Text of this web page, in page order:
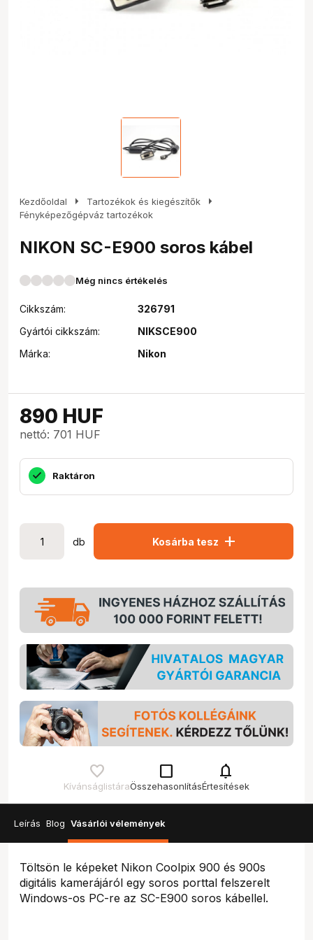
Kezdőoldal arrow_right Tartozékok és kiegészítők arrow_right
Fényképezőgépváz tartozékok
NIKON SC-E900 soros kábel
Még nincs értékelés
Cikkszám:
326791
Gyártói cikkszám:
NIKSCE900
Márka:
Nikon
890 HUF
nettó: 701 HUF
Raktáron
db Kosárba tesz add
Kívánságlistára
check_box_outline_blank
Összehasonlítás
notifications
Értesítések
Leírás Blog Vásárlói vélemények
Töltsön le képeket Nikon Coolpix 900 és 900s
digitális kamerájáról egy soros porttal felszerelt
Windows-os PC-re az SC-E900 soros kábellel.